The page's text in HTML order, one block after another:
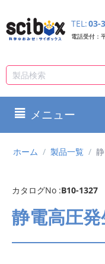
TEL:03-
電話受付：
メニュー
ホーム / 製品一覧 /
カタログNo :B10-1327
静電高圧